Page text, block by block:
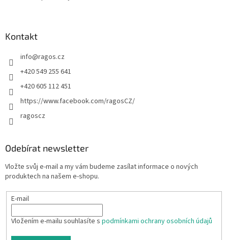
Kontakt
info@ragos.cz
+420 549 255 641
+420 605 112 451
https://www.facebook.com/ragosCZ/
ragoscz
Odebírat newsletter
Vložte svůj e-mail a my vám budeme zasílat informace o nových
produktech na našem e-shopu.
E-mail
Vložením e-mailu souhlasíte s podmínkami ochrany osobních údajů